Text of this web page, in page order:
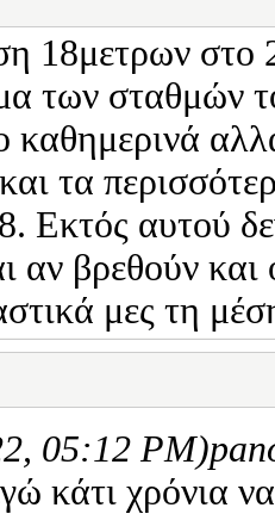
18μετρων στο
των σταθμών
καθημερινά
τα
Εκτός αυτού
αν βρεθούν και
μες τη
05:12 PM)
κάτι χρόνια